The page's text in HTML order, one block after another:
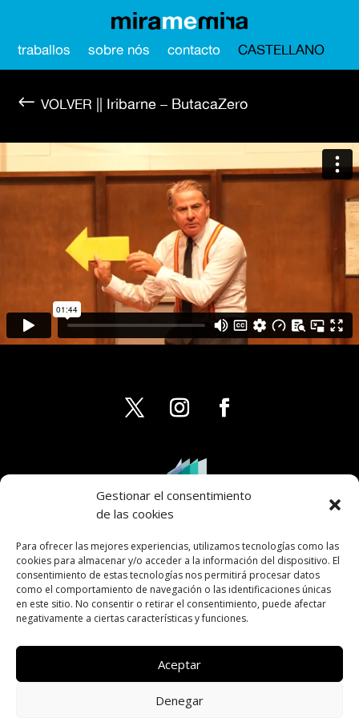
Gestionar el consentimiento
de las cookies
Para ofrecer las mejores experiencias, utilizamos tecnologías como las
cookies para almacenar y/o acceder a la información del dispositivo. El
consentimiento de estas tecnologías nos permitirá procesar datos
como el comportamiento de navegación o las identificaciones únicas
en este sitio. No consentir o retirar el consentimiento, puede afectar
negativamente a ciertas características y funciones.
Aceptar
Denegar
traballos sobre nós contacto CASTELLANO
# || Iribarne – ButacaZero
PRIVACIDAD